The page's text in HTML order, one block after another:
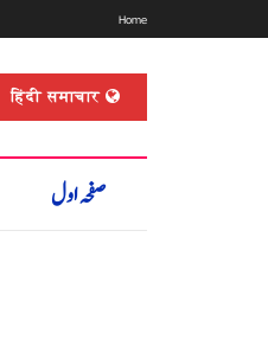
Home
हिंदी समाचार
صفحہ اول